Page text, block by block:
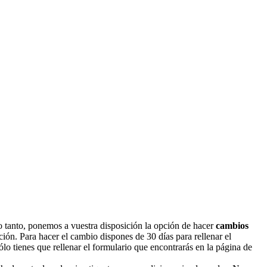
ponemos a vuestra disposición la opción de hacercambios
Para hacer el cambio dispones de 30 días para rellenar el
tienes que rellenar el formulario que encontrarás en la página de